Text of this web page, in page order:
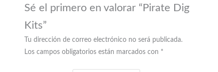
Sé el primero en valorar “Pirate Dig
Kits”
Tu dirección de correo electrónico no será publicada.
Los campos obligatorios están marcados con *